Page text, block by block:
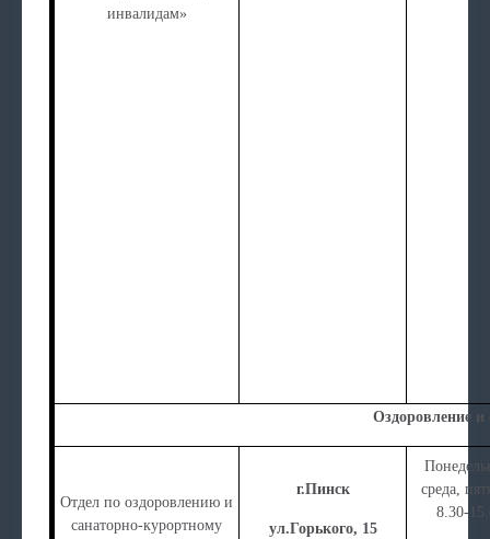
инвалидам»
Оздоровление и
Отдел по оздоровлению и
санаторно-курортному
г.Пинск
ул.Горького, 15
среда,
8.30-